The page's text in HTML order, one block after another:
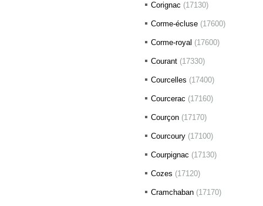
Corignac (17130)
Corme-écluse (17600)
Corme-royal (17600)
Courant (17330)
Courcelles (17400)
Courcerac (17160)
Courçon (17170)
Courcoury (17100)
Courpignac (17130)
Cozes (17120)
Cramchaban (17170)